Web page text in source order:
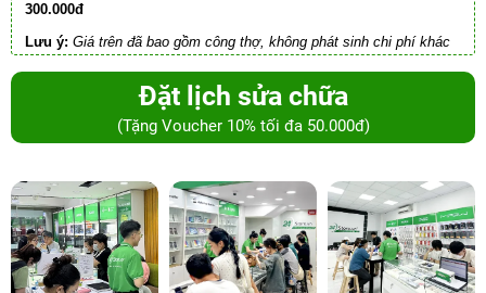
300.000đ
Lưu ý: Giá trên đã bao gồm công thợ, không phát sinh chi phí khác
Đặt lịch sửa chữa
(Tặng Voucher 10% tối đa 50.000đ)